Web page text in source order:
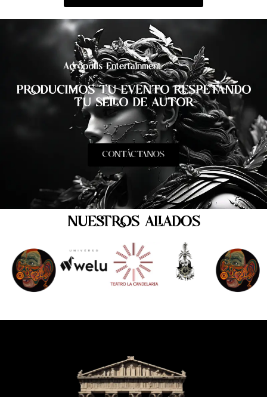
Acrópolis Entertainment
PRODUCIMOS TU EVENTO RESPETANDO
TU SELLO DE AUTOR
CONTÁCTANOS
NUESTROS ALIADOS